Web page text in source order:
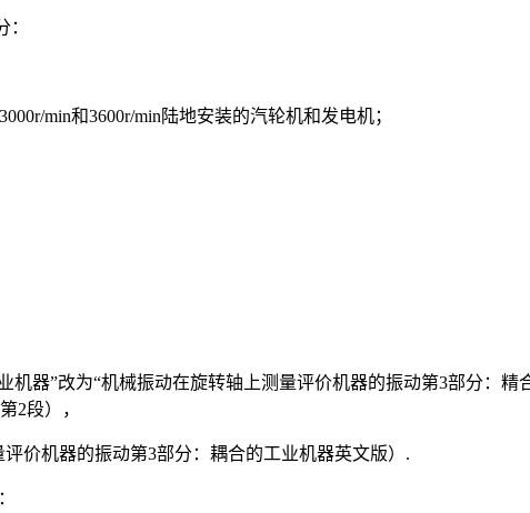
min和3600r/min陆地安装的汽轮机和发电机；
器”改为“机械振动在旋转轴上测量评价机器的振动第3部分：
2段），
价机器的振动第3部分：耦合的工业机器英文版）.